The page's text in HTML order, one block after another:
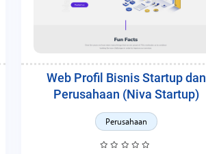
Web Profil Bisnis Startup dan
Perusahaan (Niva Startup)
Perusahaan